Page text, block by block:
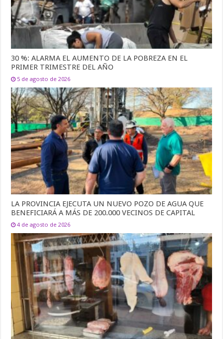
30 %: ALARMA EL AUMENTO DE LA POBREZA EN EL
PRIMER TRIMESTRE DEL AÑO
5 de agosto de 2026
LA PROVINCIA EJECUTA UN NUEVO POZO DE AGUA QUE
BENEFICIARÁ A MÁS DE 200.000 VECINOS DE CAPITAL
4 de agosto de 2026